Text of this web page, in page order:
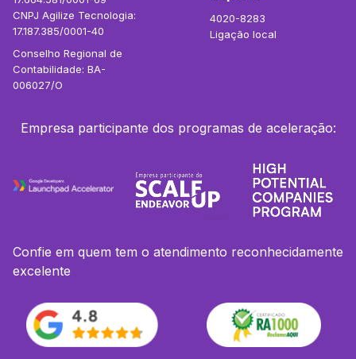
CNPJ Agilize Tecnologia:
17.187.385/0001-40
Conselho Regional de
Contabilidade: BA-
006027/O
4020-8283
Ligação local
Empresa participante dos programas de aceleração:
Confie em quem tem o atendimento reconhecidamente
excelente